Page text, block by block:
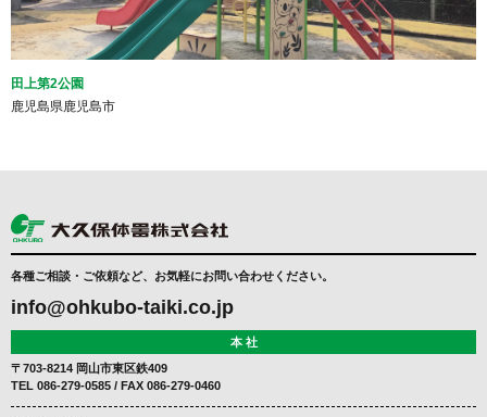
田上第2公園
鹿児島県鹿児島市
各種ご相談・ご依頼など、お気軽にお問い合わせください。
info@ohkubo-taiki.co.jp
本 社
〒703-8214 岡山市東区鉄409
TEL 086-279-0585 / FAX 086-279-0460